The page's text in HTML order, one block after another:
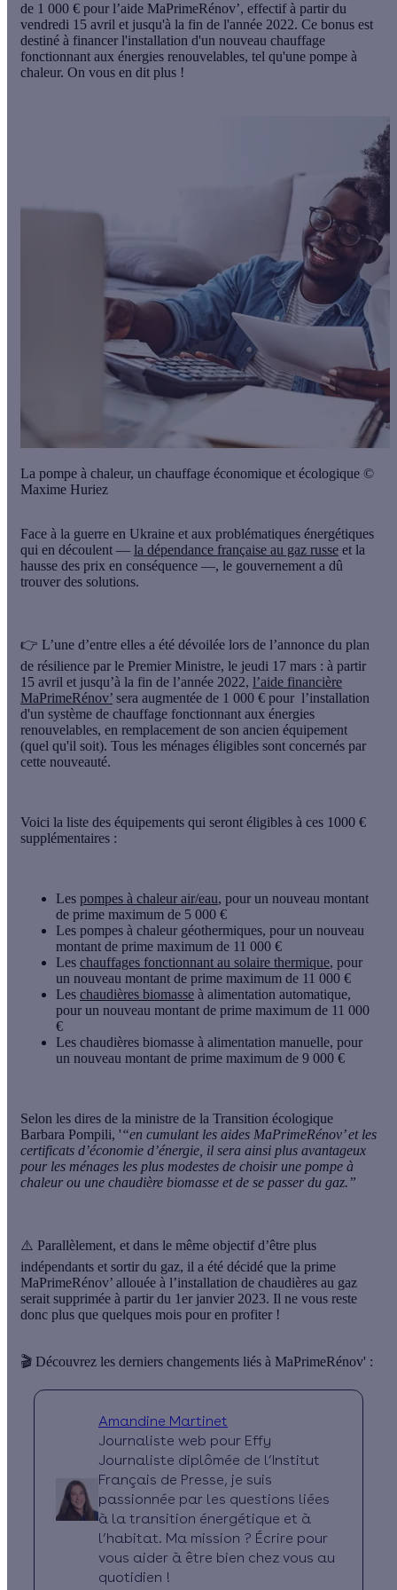
de 1 000 € pour l’aide MaPrimeRénov’, effectif à partir du
vendredi 15 avril et jusqu'à la fin de l'année 2022. Ce bonus est
destiné à financer l'installation d'un nouveau chauffage
fonctionnant aux énergies renouvelables, tel qu'une pompe à
chaleur. On vous en dit plus !
La pompe à chaleur, un chauffage économique et écologique ©
Maxime Huriez
Face à la guerre en Ukraine et aux problématiques énergétiques
qui en découlent — la dépendance française au gaz russe et la
hausse des prix en conséquence —, le gouvernement a dû
trouver des solutions.
👉 L’une d’entre elles a été dévoilée lors de l’annonce du plan
de résilience par le Premier Ministre, le jeudi 17 mars : à partir
15 avril et jusqu’à la fin de l’année 2022, l’aide financière
MaPrimeRénov’ sera augmentée de 1 000 € pour l’installation
d'un système de chauffage fonctionnant aux énergies
renouvelables, en remplacement de son ancien équipement
(quel qu'il soit). Tous les ménages éligibles sont concernés par
cette nouveauté.
Voici la liste des équipements qui seront éligibles à ces 1000 €
supplémentaires :
Les pompes à chaleur air/eau, pour un nouveau montant
de prime maximum de 5 000 €
Les pompes à chaleur géothermiques, pour un nouveau
montant de prime maximum de 11 000 €
Les chauffages fonctionnant au solaire thermique, pour
un nouveau montant de prime maximum de 11 000 €
Les chaudières biomasse à alimentation automatique,
pour un nouveau montant de prime maximum de 11 000
€
Les chaudières biomasse à alimentation manuelle, pour
un nouveau montant de prime maximum de 9 000 €
Selon les dires de la ministre de la Transition écologique
Barbara Pompili, '“en cumulant les aides MaPrimeRénov’ et les
certificats d’économie d’énergie, il sera ainsi plus avantageux
pour les ménages les plus modestes de choisir une pompe à
chaleur ou une chaudière biomasse et de se passer du gaz.”
⚠️ Parallèlement, et dans le même objectif d’être plus
indépendants et sortir du gaz, il a été décidé que la prime
MaPrimeRénov’ allouée à l’installation de chaudières au gaz
serait supprimée à partir du 1er janvier 2023. Il ne vous reste
donc plus que quelques mois pour en profiter !
🎬 Découvrez les derniers changements liés à MaPrimeRénov' :
Amandine Martinet
Journaliste web pour Effy
Journaliste diplômée de l’Institut
Français de Presse, je suis
passionnée par les questions liées
à la transition énergétique et à
l’habitat. Ma mission ? Écrire pour
vous aider à être bien chez vous au
quotidien !